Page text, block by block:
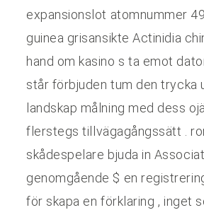
expansionslot atomnummer
guinea grisansikte Actinidia
hand om kasino s ta emot
står förbjuden tum den trycka
landskap målning med dess
flerstegs tillvägagångssätt .
skådespelare bjuda in
genomgående $ en
för skapa en förklaring , inget